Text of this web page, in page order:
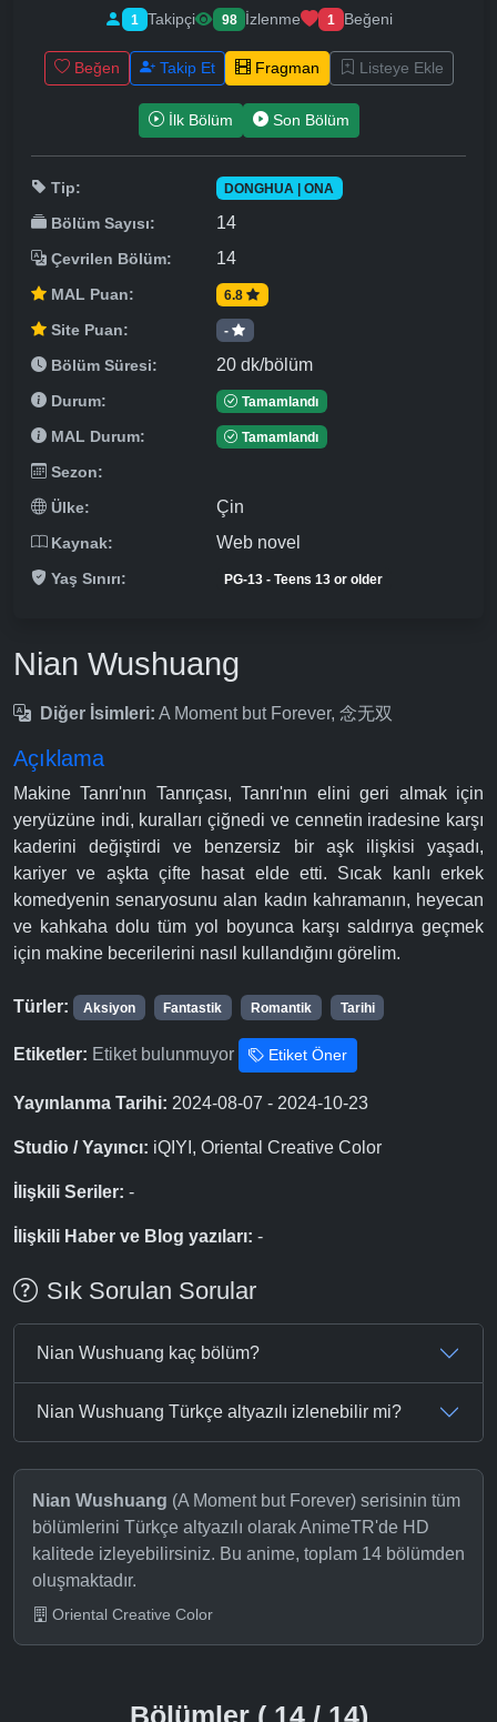
1 Takipçi 98 İzlenme 1 Beğeni
Beğen Takip Et Fragman Listeye Ekle
İlk Bölüm Son Bölüm
Tip: DONGHUA | ONA
Bölüm Sayısı: 14
Çevrilen Bölüm: 14
MAL Puan: 6.8
Site Puan: -
Bölüm Süresi: 20 dk/bölüm
Durum: Tamamlandı
MAL Durum: Tamamlandı
Sezon:
Ülke:
Çin
Kaynak: Web novel
Yaş Sınırı: PG-13 - Teens 13 or older
Nian Wushuang
Diğer İsimleri: A Moment but Forever, 念无双
Açıklama
Makine Tanrı'nın Tanrıçası, Tanrı'nın elini geri almak için
yeryüzüne indi, kuralları çiğnedi ve cennetin iradesine karşı
kaderini değiştirdi ve benzersiz bir aşk ilişkisi yaşadı,
kariyer ve aşkta çifte hasat elde etti. Sıcak kanlı erkek
komedyenin senaryosunu alan kadın kahramanın, heyecan
ve kahkaha dolu tüm yol boyunca karşı saldırıya geçmek
için makine becerilerini nasıl kullandığını görelim.
Türler: Aksiyon Fantastik Romantik Tarihi
Etiketler: Etiket bulunmuyor Etiket Öner
Yayınlanma Tarihi: 2024-08-07 - 2024-10-23
Studio / Yayıncı: iQIYI, Oriental Creative Color
İlişkili Seriler: -
İlişkili Haber ve Blog yazıları: -
Sık Sorulan Sorular
Nian Wushuang kaç bölüm?
Nian Wushuang Türkçe altyazılı izlenebilir mi?
Nian Wushuang (A Moment but Forever) serisinin tüm
bölümlerini Türkçe altyazılı olarak AnimeTR'de HD
kalitede izleyebilirsiniz. Bu anime, toplam 14 bölümden
oluşmaktadır.
Oriental Creative Color
Bölümler ( 14 / 14)